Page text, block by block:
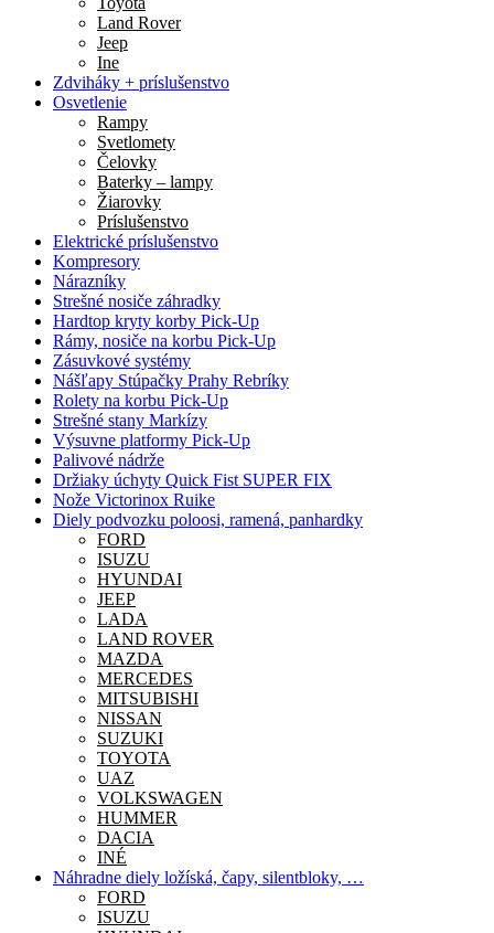
Land Rover
Jeep
Ine
Zdviháky + príslušenstvo
Osvetlenie
Rampy
Svetlomety
Čelovky
Baterky – lampy
Žiarovky
Príslušenstvo
Elektrické príslušenstvo
Kompresory
Nárazníky
Strešné nosiče záhradky
Hardtop kryty korby Pick-Up
Rámy, nosiče na korbu Pick-Up
Zásuvkové systémy
Nášľapy Stúpačky Prahy Rebríky
Rolety na korbu Pick-Up
Strešné stany Markízy
Výsuvne platformy Pick-Up
Palivové nádrže
Držiaky úchyty Quick Fist SUPER FIX
Nože Victorinox Ruike
Diely podvozku poloosi, ramená, panhardky
FORD
ISUZU
HYUNDAI
JEEP
LADA
LAND ROVER
MAZDA
MERCEDES
MITSUBISHI
NISSAN
SUZUKI
TOYOTA
UAZ
VOLKSWAGEN
HUMMER
DACIA
INÉ
Náhradne diely ložíská, čapy, silentbloky, …
FORD
ISUZU